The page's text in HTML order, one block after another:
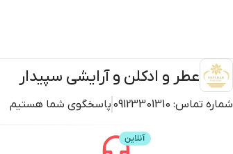
عطر و ادکلن و آرایشی سپیدار
شماره تماس: 09123301310 پاسخگوی شما هستیم